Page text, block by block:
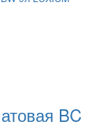
BC